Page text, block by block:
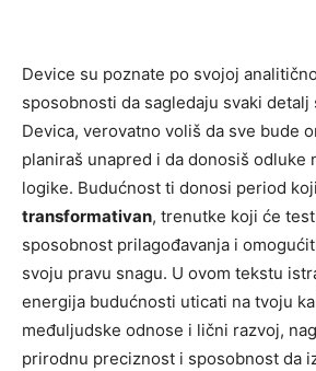
Device su poznate po svojoj
sposobnosti da sagledaju svaki detalj
Devica, verovatno voliš da sve bude
planiraš unapred i da donosiš odluke
logike. Budućnost ti donosi period
transformativan, trenutke koji će
sposobnost prilagođavanja i
svoju pravu snagu. U ovom tekstu
energija budućnosti uticati na tvoju
međuljudske odnose i lični razvoj,
prirodnu preciznost i sposobnost da